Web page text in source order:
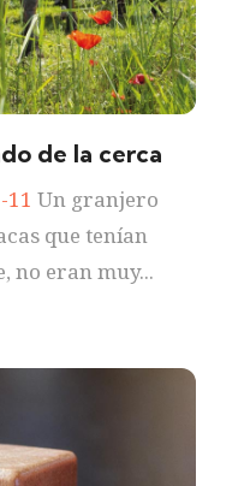
de la cerca
11 Un granjero
que tenían
no eran muy...